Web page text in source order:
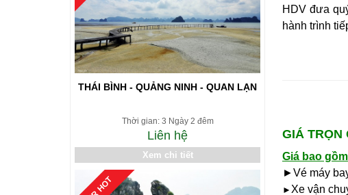
THÁI BÌNH - QUẢNG NINH - QUAN LẠN
Thời gian: 3 Ngày 2 đêm
Liên hệ
Xem chi tiết
HDV đưa
hành trình
GIÁ TRỌN
Giá bao gồm
►Vé máy
► Xe vận